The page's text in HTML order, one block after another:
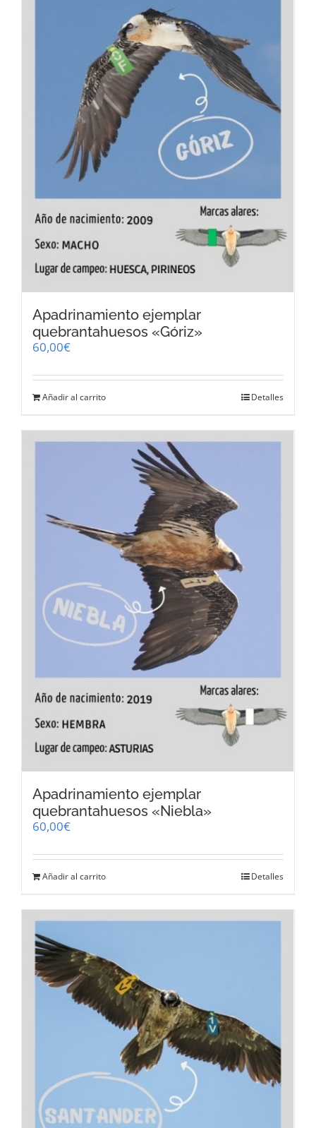
Apadrinamiento ejemplar
quebrantahuesos «Góriz»
60,00€
Añadir al carrito Detalles
Apadrinamiento ejemplar
quebrantahuesos «Niebla»
60,00€
Añadir al carrito Detalles